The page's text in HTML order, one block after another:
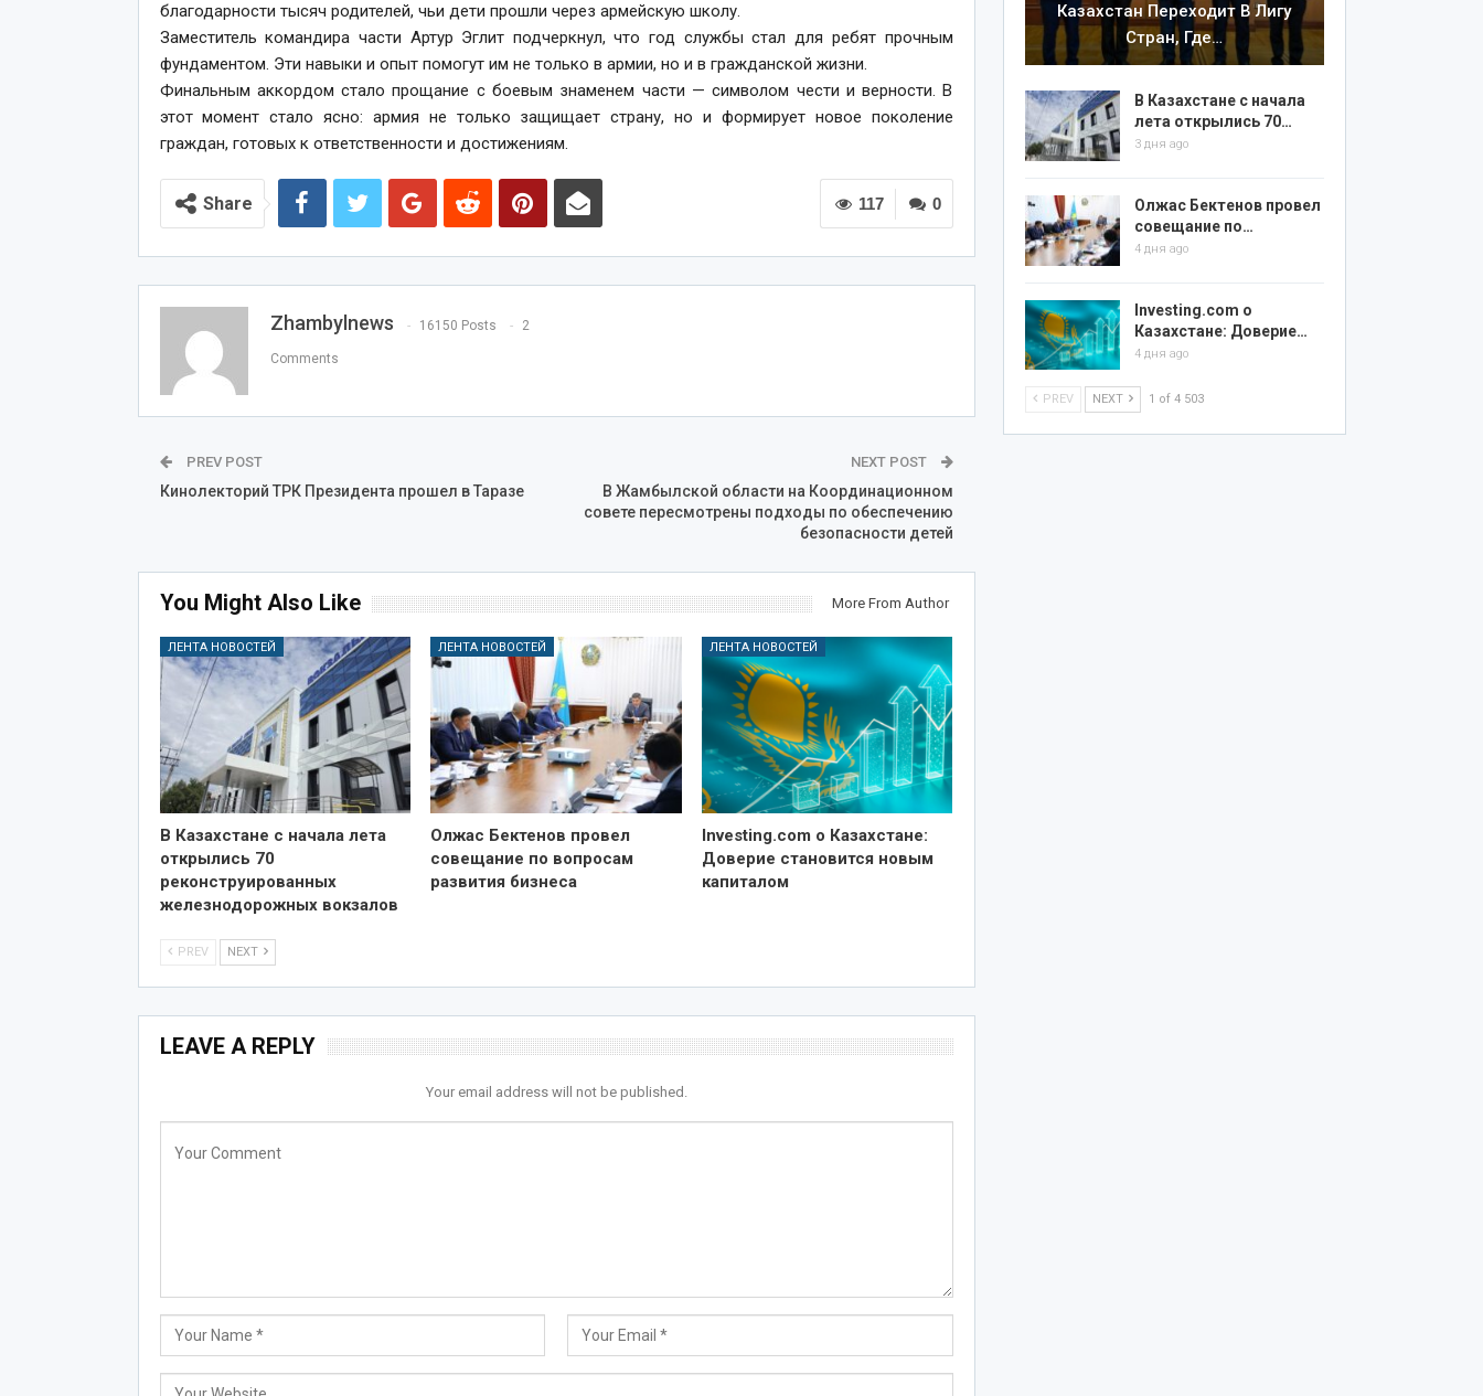
благодарности тысяч родителей, чьи дети прошли через армейскую школу.
Заместитель командира части Артур Эглит подчеркнул, что год службы стал для ребят прочным
фундаментом. Эти навыки и опыт помогут им не только в армии, но и в гражданской жизни.
Финальным аккордом стало прощание с боевым знаменем части — символом чести и верности. В
этот момент стало ясно: армия не только защищает страну, но и формирует новое поколение
граждан, готовых к ответственности и достижениям.
0
117
Share
Zhambylnews 16150 Posts 2
Comments
PREV POST
Кинолекторий ТРК Президента прошел в Таразе
NEXT POST
В Жамбылской области на Координационном
совете пересмотрены подходы по обеспечению
безопасности детей
You Might Also Like More From Author
ЛЕНТА НОВОСТЕЙ
В Казахстане с начала лета
открылись 70
реконструированных
железнодорожных вокзалов
ЛЕНТА НОВОСТЕЙ
Олжас Бектенов провел
совещание по вопросам
развития бизнеса
ЛЕНТА НОВОСТЕЙ
Investing.com о Казахстане:
Доверие становится новым
капиталом
PREV NEXT
LEAVE A REPLY
Your email address will not be published.
Казахстан Переходит В Лигу
Стран, Где…
В Казахстане с начала
лета открылись 70…
3 дня ago
Олжас Бектенов провел
совещание по…
4 дня ago
Investing.com о
Казахстане: Доверие…
4 дня ago
PREV NEXT 1 of 4 503